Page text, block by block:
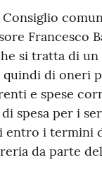
Francesco
si tratta di
quindi di oneri
e spese
spesa per i
i termini
da parte